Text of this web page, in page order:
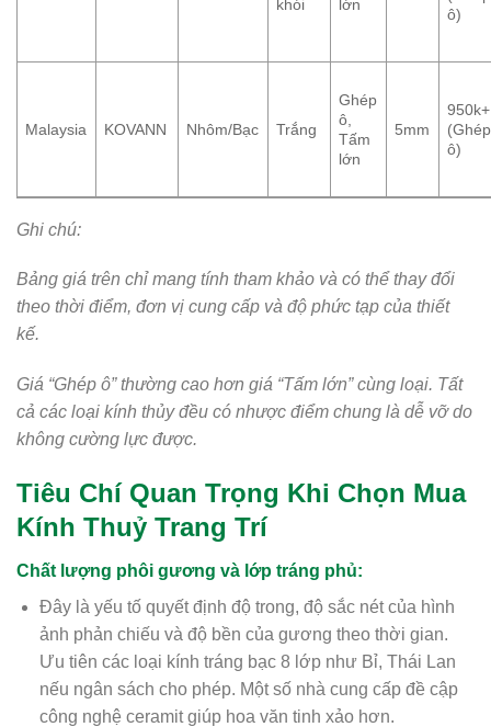
khói lớn
ô)
Malaysia KOVANN Nhôm/Bạc Trắng
Ghép
ô,
Tấm
lớn
5mm
950k+
(Ghép
ô)
Ghi chú:
Bảng giá trên chỉ mang tính tham khảo và có thể thay đổi
theo thời điểm, đơn vị cung cấp và độ phức tạp của thiết
kế.
Giá “Ghép ô” thường cao hơn giá “Tấm lớn” cùng loại. Tất
cả các loại kính thủy đều có nhược điểm chung là dễ vỡ do
không cường lực được.
Tiêu Chí Quan Trọng Khi Chọn Mua
Kính Thuỷ Trang Trí
Chất lượng phôi gương và lớp tráng phủ:
Đây là yếu tố quyết định độ trong, độ sắc nét của hình
ảnh phản chiếu và độ bền của gương theo thời gian.
Ưu tiên các loại kính tráng bạc 8 lớp như Bỉ, Thái Lan
nếu ngân sách cho phép. Một số nhà cung cấp đề cập
công nghệ ceramit giúp hoa văn tinh xảo hơn.